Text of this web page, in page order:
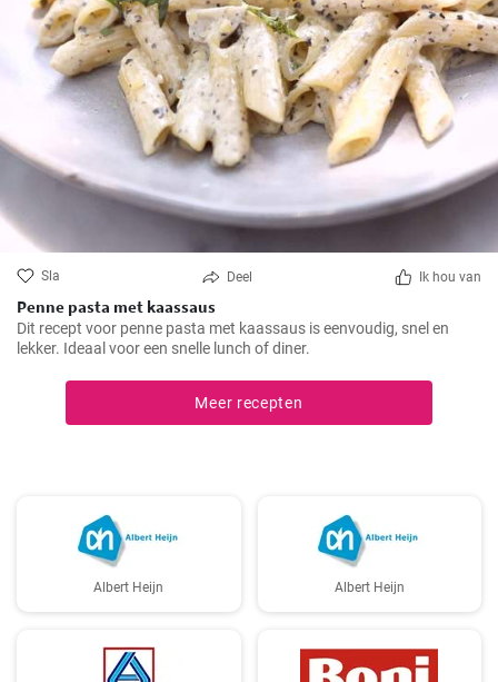
Sla Deel Ik hou van
Penne pasta met kaassaus
Dit recept voor penne pasta met kaassaus is eenvoudig, snel en
lekker. Ideaal voor een snelle lunch of diner.
Meer recepten
Albert Heijn Albert Heijn